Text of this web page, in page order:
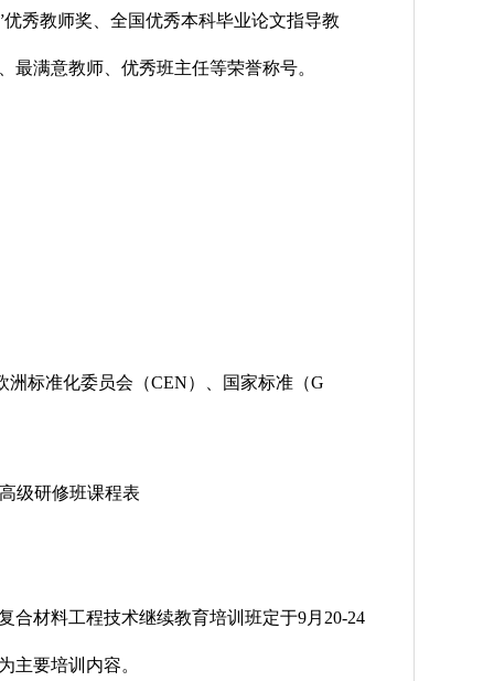
秀教师奖、全国优秀本科毕业论文指导教
满意教师、优秀班主任等荣誉称号。
标准化委员会（CEN）、国家标准（G
级研修班课程表
材料工程技术继续教育培训班定于9月20-24
主要培训内容。